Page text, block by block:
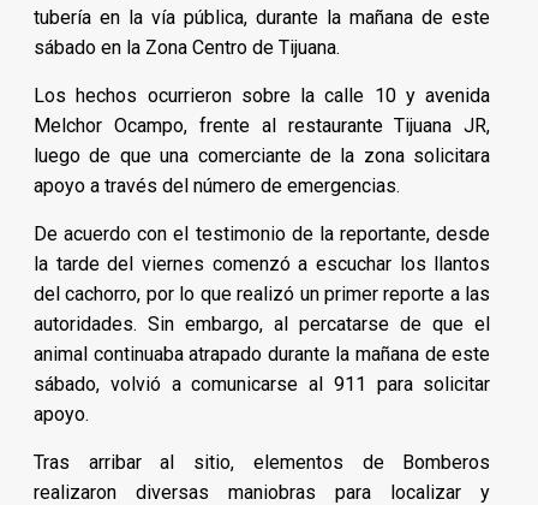
tubería en la vía pública, durante la mañana de este
sábado en la Zona Centro de Tijuana.
Los hechos ocurrieron sobre la calle 10 y avenida
Melchor Ocampo, frente al restaurante Tijuana JR,
luego de que una comerciante de la zona solicitara
apoyo a través del número de emergencias.
De acuerdo con el testimonio de la reportante, desde
la tarde del viernes comenzó a escuchar los llantos
del cachorro, por lo que realizó un primer reporte a las
autoridades. Sin embargo, al percatarse de que el
animal continuaba atrapado durante la mañana de este
sábado, volvió a comunicarse al 911 para solicitar
apoyo.
Tras arribar al sitio, elementos de Bomberos
realizaron diversas maniobras para localizar y